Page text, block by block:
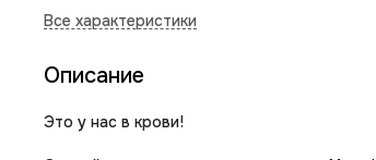
Описание
Это у нас в крови!